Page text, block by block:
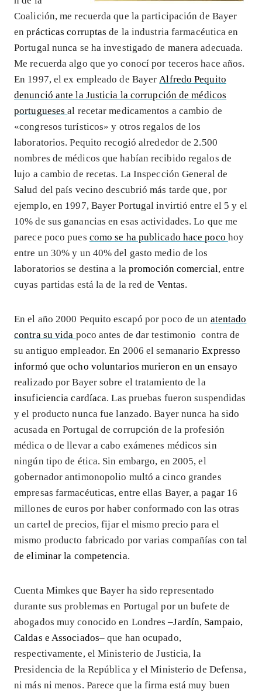
Coalición, me recuerda que la participación de Bayer
enprácticas corruptasde la industria farmacéutica en
Portugal nunca se ha investigado de manera adecuada.
Me recuerda algo que yo conocí por teceros hace años.
En 1997, el ex empleado de Bayer Alfredo Pequito
denunció ante la Justicia la corrupción de médicos
portuguesesal recetar medicamentos a cambio de
«congresos turísticos» y otros regalos de los
laboratorios. Pequito recogió alrededor de 2.500
nombres de médicos que habían recibido regalos de
lujo a cambio de recetas. La Inspección General de
Salud del país vecino descubrió más tarde que, por
ejemplo, en 1997, Bayer Portugal invirtió entre el 5 y el
10% de sus ganancias en esas actividades. Lo que me
parece poco pues como se ha publicado hace poco hoy
entre un 30% y un 40% del gasto medio de los
laboratorios se destina a la promoción comercial, entre
cuyas partidas está la de la red de Ventas.
En el año 2000 Pequito escapó por poco de un atentado
contra su vida poco antes de dar testimonio contra de
su antiguo empleador. En 2006 el semanarioExpresso
informó que ocho voluntarios murieron en un ensayo
realizado por Bayer sobre el tratamiento de la
insuficiencia cardíaca. Las pruebas fueron suspendidas
y el producto nunca fue lanzado. Bayer nunca ha sido
acusada en Portugal de corrupción de la profesión
médica o de llevar a cabo exámenes médicos sin
ningún tipo de ética. Sin embargo, en 2005, el
gobernador antimonopolio multó a cinco grandes
empresas farmacéuticas, entre ellas Bayer, a pagar 16
millones de euros por haber conformado con las otras
un cartel de precios, fijar el mismo precio para el
mismo producto fabricado por varias compañías con tal
de eliminar la competencia.
Cuenta Mimkes que Bayer ha sido representado
durante sus problemas en Portugal por un bufete de
abogados muy conocido en Londres –Jardín, Sampaio,
Caldas e Associados– que han ocupado,
respectivamente, el Ministerio de Justicia, la
Presidencia de la República y el Ministerio de Defensa,
ni más ni menos. Parece que la firma está muy buen